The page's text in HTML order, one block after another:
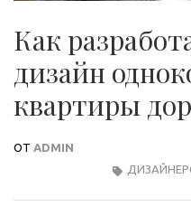
Как
дизайн
квартиры
ОТ ADMIN